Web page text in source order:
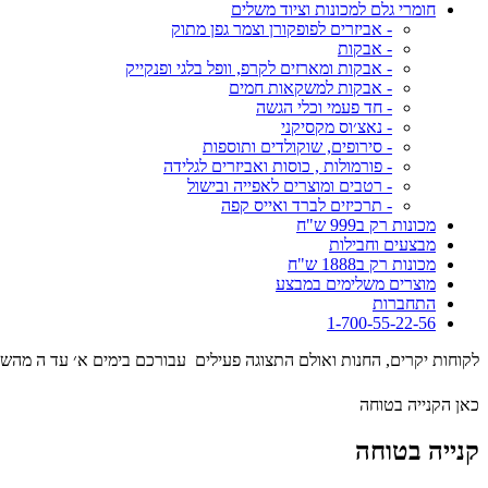
חומרי גלם למכונות וציוד משלים
- אביזרים לפופקורן וצמר גפן מתוק
- אבקות
- אבקות ומארזים לקרפ, וופל בלגי ופנקייק
- אבקות למשקאות חמים
- חד פעמי וכלי הגשה
- נאצ׳וס מקסיקני
- סירופים, שוקולדים ותוספות
- פורמולות , כוסות ואביזרים לגלידה
- רטבים ומוצרים לאפייה ובישול
- תרכיזים לברד ואייס קפה
מכונות רק ב999 ש"ח
מבצעים וחבילות
מכונות רק ב1888 ש"ח
מוצרים משלימים במבצע
התחברות
1-700-55-22-56
לקוחות יקרים, החנות ואולם התצוגה פעילים עבורכם בימים א׳ עד ה מהשעה 09:00 עד השעה 17:00 . המסילה
כאן הקנייה בטוחה
קנייה בטוחה